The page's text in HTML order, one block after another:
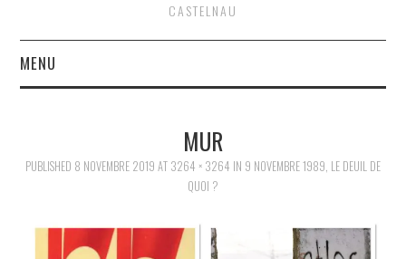
CASTELNAU
MENU
POLITIQUE
MUR
PUBLISHED 8 NOVEMBRE 2019 AT 3264 × 3264 IN 9 NOVEMBRE 1989, LE DEUIL DE
QUOI ?